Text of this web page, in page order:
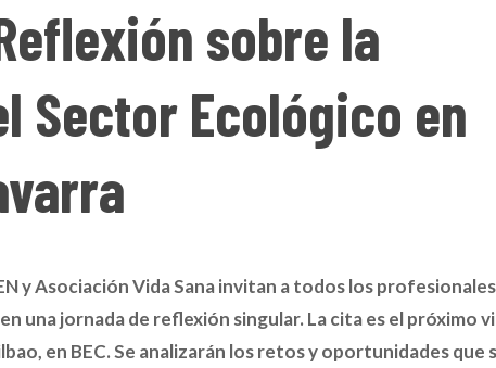
sobre la
Sector Ecológico en
y Asociación Vida Sana invitan a todos los
una jornada de reflexión singular. La cita es el próximo
en BEC. Se analizarán los retos y oportunidades que